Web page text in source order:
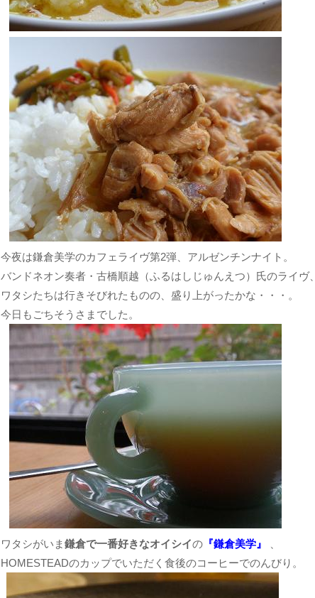
今夜は鎌倉美学のカフェライヴ第2弾、アルゼンチンナイト。
バンドネオン奏者・古橋順越（ふるはしじゅんえつ）氏のライヴ、
ワタシたちは行きそびれたものの、盛り上がったかな・・・。
今日もごちそうさまでした。
ワタシがいま鎌倉で一番好きなオイシイの 『鎌倉美学』
HOMESTEADのカップでいただく食後のコーヒーでのんびり。